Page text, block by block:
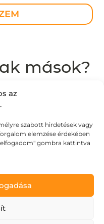
az
szabott hirdetések vagy
elemzése érdekében
gombra kattintva
mások?